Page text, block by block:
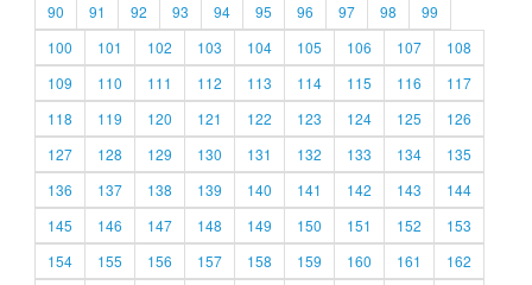
90
91 92 93 94 95 96 97 98
99
100
101 102 103 104 105 106 107
108
109
110 111 112 113 114 115 116
117
118
119 120 121 122 123 124 125
126
127
128 129 130 131 132 133 134
135
136
137 138 139 140 141 142 143
144
145
146 147 148 149 150 151 152
153
154
155 156 157 158 159 160 161
162